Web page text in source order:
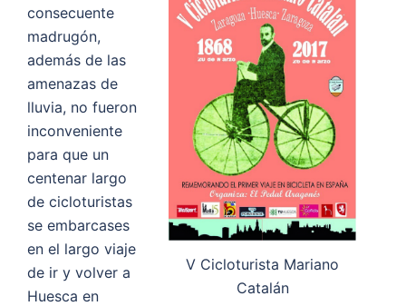
V Cicloturista Mariano
Catalán
consecuente
madrugón,
además de las
amenazas de
lluvia, no fueron
inconveniente
para que un
centenar largo
de cicloturistas
se embarcases
en el largo viaje
de ir y volver a
Huesca en